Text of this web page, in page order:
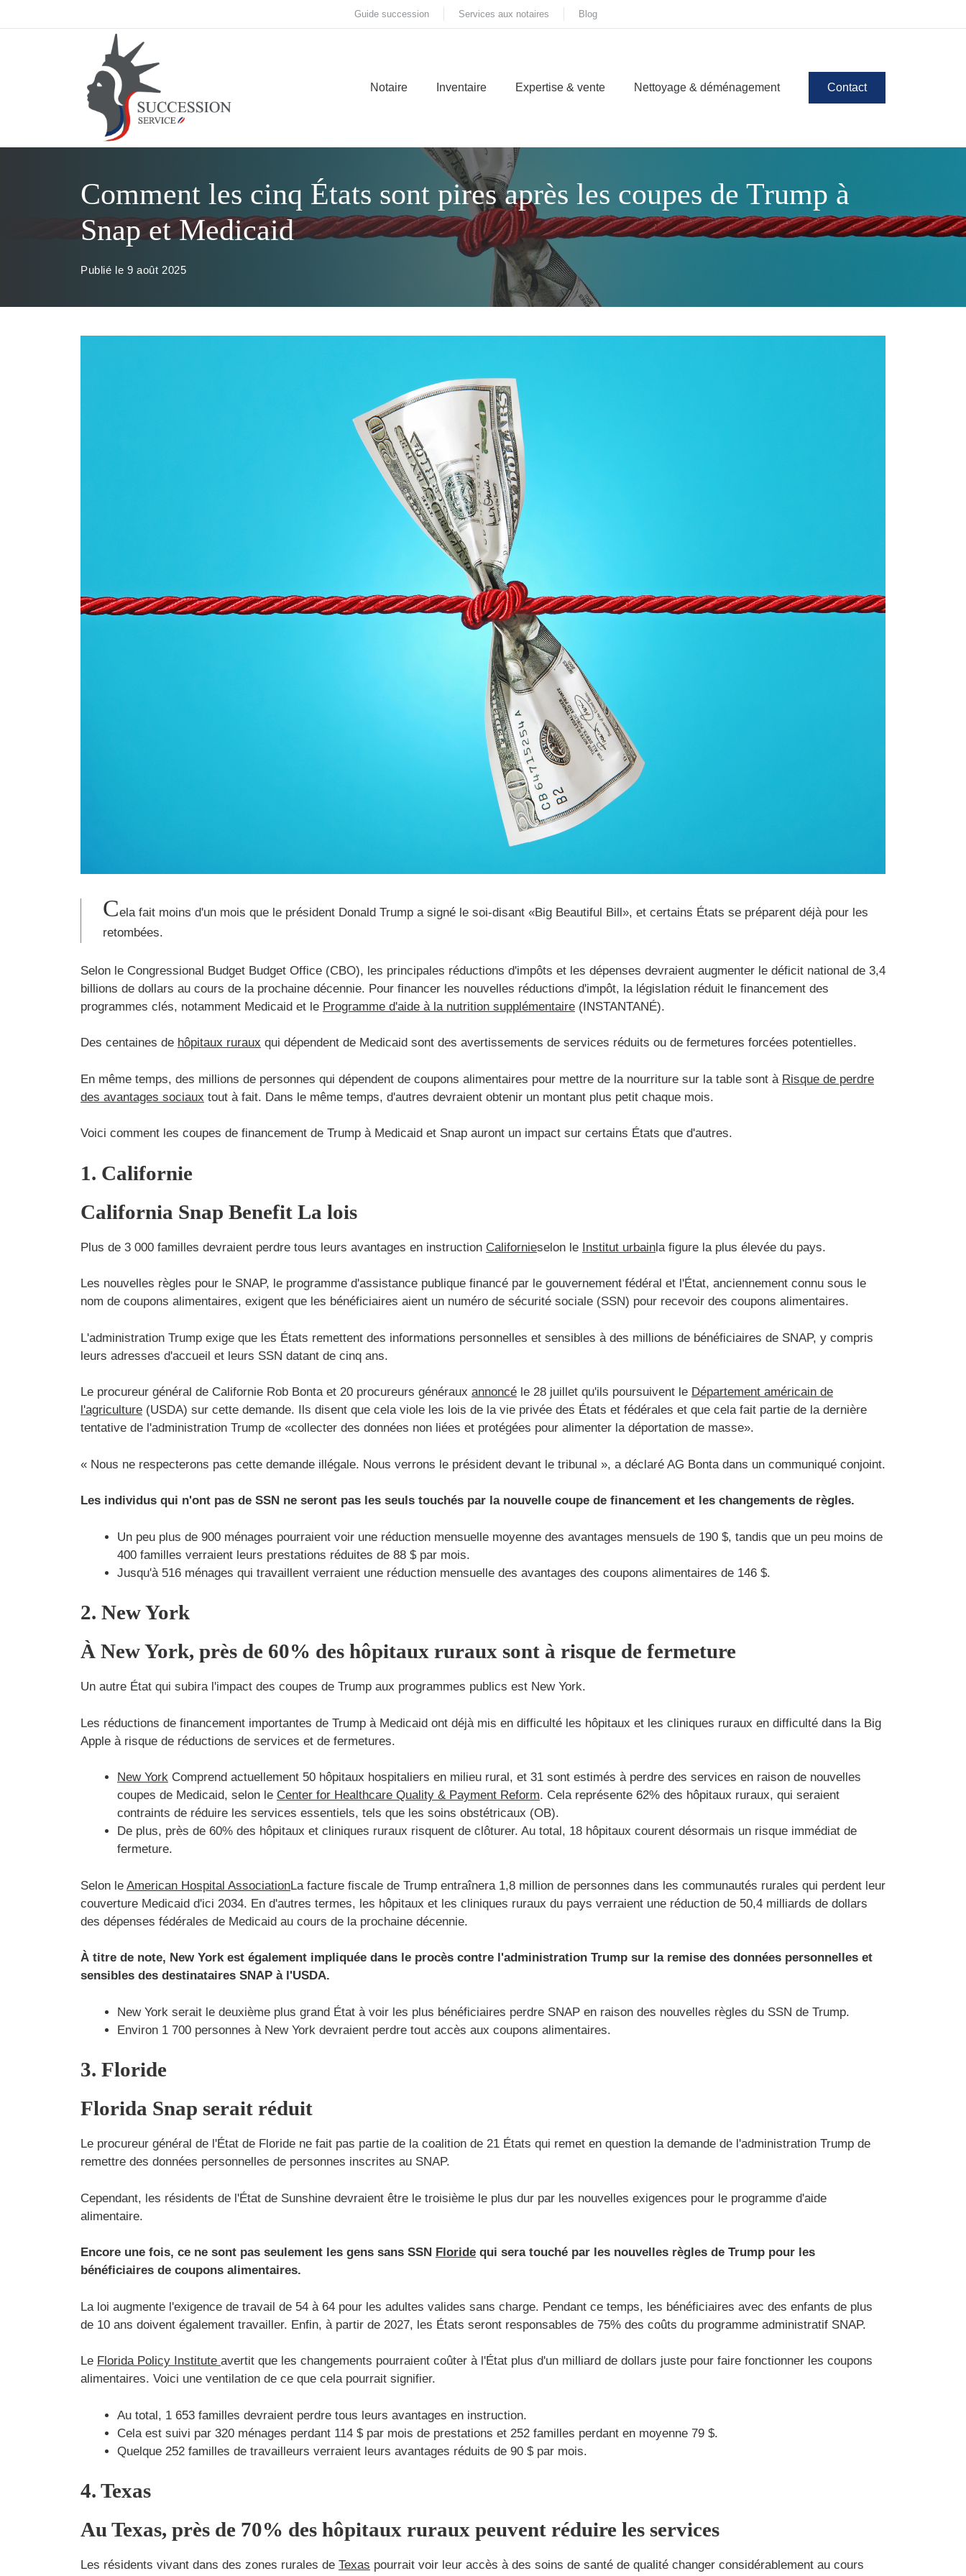
au
Guide succession Services aux notaires Blog
Notaire Inventaire Expertise & vente Nettoyage & déménagement Contact
Comment les cinq États sont pires après les coupes de Trump à
Snap et Medicaid
Publié le 9 août 2025
Cela fait moins d'un mois que le président Donald Trump a signé le soi-disant «Big Beautiful Bill», et certains États se préparent déjà pour les
retombées.
Selon le Congressional Budget Budget Office (CBO), les principales réductions d'impôts et les dépenses devraient augmenter le déficit national de 3,4
billions de dollars au cours de la prochaine décennie. Pour financer les nouvelles réductions d'impôt, la législation réduit le financement des
programmes clés, notamment Medicaid et le Programme d'aide à la nutrition supplémentaire (INSTANTANÉ).
Des centaines de hôpitaux ruraux qui dépendent de Medicaid sont des avertissements de services réduits ou de fermetures forcées potentielles.
En même temps, des millions de personnes qui dépendent de coupons alimentaires pour mettre de la nourriture sur la table sont à Risque de perdre
des avantages sociaux tout à fait. Dans le même temps, d'autres devraient obtenir un montant plus petit chaque mois.
Voici comment les coupes de financement de Trump à Medicaid et Snap auront un impact sur certains États que d'autres.
1. Californie
California Snap Benefit La lois
Plus de 3 000 familles devraient perdre tous leurs avantages en instruction Californieselon le Institut urbainla figure la plus élevée du pays.
Les nouvelles règles pour le SNAP, le programme d'assistance publique financé par le gouvernement fédéral et l'État, anciennement connu sous le
nom de coupons alimentaires, exigent que les bénéficiaires aient un numéro de sécurité sociale (SSN) pour recevoir des coupons alimentaires.
L'administration Trump exige que les États remettent des informations personnelles et sensibles à des millions de bénéficiaires de SNAP, y compris
leurs adresses d'accueil et leurs SSN datant de cinq ans.
Le procureur général de Californie Rob Bonta et 20 procureurs généraux annoncé le 28 juillet qu'ils poursuivent le Département américain de
l'agriculture (USDA) sur cette demande. Ils disent que cela viole les lois de la vie privée des États et fédérales et que cela fait partie de la dernière
tentative de l'administration Trump de «collecter des données non liées et protégées pour alimenter la déportation de masse».
« Nous ne respecterons pas cette demande illégale. Nous verrons le président devant le tribunal », a déclaré AG Bonta dans un communiqué conjoint.
Les individus qui n'ont pas de SSN ne seront pas les seuls touchés par la nouvelle coupe de financement et les changements de règles.
Un peu plus de 900 ménages pourraient voir une réduction mensuelle moyenne des avantages mensuels de 190 $, tandis que un peu moins de
400 familles verraient leurs prestations réduites de 88 $ par mois.
Jusqu'à 516 ménages qui travaillent verraient une réduction mensuelle des avantages des coupons alimentaires de 146 $.
2. New York
À New York, près de 60% des hôpitaux ruraux sont à risque de fermeture
Un autre État qui subira l'impact des coupes de Trump aux programmes publics est New York.
Les réductions de financement importantes de Trump à Medicaid ont déjà mis en difficulté les hôpitaux et les cliniques ruraux en difficulté dans la Big
Apple à risque de réductions de services et de fermetures.
New York Comprend actuellement 50 hôpitaux hospitaliers en milieu rural, et 31 sont estimés à perdre des services en raison de nouvelles
coupes de Medicaid, selon le Center for Healthcare Quality & Payment Reform. Cela représente 62% des hôpitaux ruraux, qui seraient
contraints de réduire les services essentiels, tels que les soins obstétricaux (OB).
De plus, près de 60% des hôpitaux et cliniques ruraux risquent de clôturer. Au total, 18 hôpitaux courent désormais un risque immédiat de
fermeture.
Selon le American Hospital AssociationLa facture fiscale de Trump entraînera 1,8 million de personnes dans les communautés rurales qui perdent leur
couverture Medicaid d'ici 2034. En d'autres termes, les hôpitaux et les cliniques ruraux du pays verraient une réduction de 50,4 milliards de dollars
des dépenses fédérales de Medicaid au cours de la prochaine décennie.
À titre de note, New York est également impliquée dans le procès contre l'administration Trump sur la remise des données personnelles et
sensibles des destinataires SNAP à l'USDA.
New York serait le deuxième plus grand État à voir les plus bénéficiaires perdre SNAP en raison des nouvelles règles du SSN de Trump.
Environ 1 700 personnes à New York devraient perdre tout accès aux coupons alimentaires.
3. Floride
Florida Snap serait réduit
Le procureur général de l'État de Floride ne fait pas partie de la coalition de 21 États qui remet en question la demande de l'administration Trump de
remettre des données personnelles de personnes inscrites au SNAP.
Cependant, les résidents de l'État de Sunshine devraient être le troisième le plus dur par les nouvelles exigences pour le programme d'aide
alimentaire.
Encore une fois, ce ne sont pas seulement les gens sans SSN Floride qui sera touché par les nouvelles règles de Trump pour les
bénéficiaires de coupons alimentaires.
La loi augmente l'exigence de travail de 54 à 64 pour les adultes valides sans charge. Pendant ce temps, les bénéficiaires avec des enfants de plus
de 10 ans doivent également travailler. Enfin, à partir de 2027, les États seront responsables de 75% des coûts du programme administratif SNAP.
Le Florida Policy Institute avertit que les changements pourraient coûter à l'État plus d'un milliard de dollars juste pour faire fonctionner les coupons
alimentaires. Voici une ventilation de ce que cela pourrait signifier.
Au total, 1 653 familles devraient perdre tous leurs avantages en instruction.
Cela est suivi par 320 ménages perdant 114 $ par mois de prestations et 252 familles perdant en moyenne 79 $.
Quelque 252 familles de travailleurs verraient leurs avantages réduits de 90 $ par mois.
4. Texas
Au Texas, près de 70% des hôpitaux ruraux peuvent réduire les services
Les résidents vivant dans des zones rurales de Texas pourrait voir leur accès à des soins de santé de qualité changer considérablement au cours